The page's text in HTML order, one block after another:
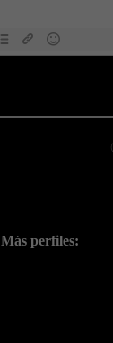
Más perfiles: